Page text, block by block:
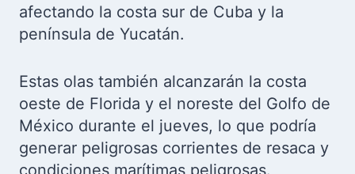
afectando la costa sur de Cuba y la
península de Yucatán.
Estas olas también alcanzarán la costa
oeste de Florida y el noreste del Golfo de
México durante el jueves, lo que podría
generar peligrosas corrientes de resaca y
condiciones marítimas peligrosas.